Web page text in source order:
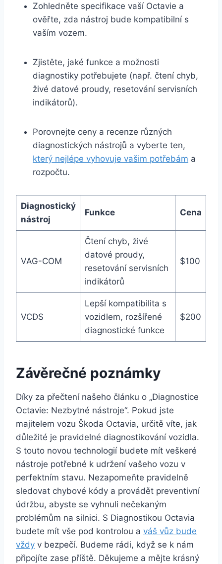
Zohledněte specifikace vaší Octavie a
ověřte, zda nástroj bude kompatibilní s
vaším vozem.
Zjistěte, jaké funkce a možnosti
diagnostiky potřebujete (např. čtení chyb,
živé datové proudy, resetování servisních
indikátorů).
Porovnejte ceny a recenze různých
diagnostických nástrojů a vyberte ten,
který nejlépe vyhovuje vašim potřebám a
rozpočtu.
Diagnostický
nástroj
Funkce Cena
VAG-COM
Čtení chyb, živé
datové proudy,
resetování servisních
indikátorů
$100
VCDS
Lepší kompatibilita s
vozidlem, rozšířené
diagnostické funkce
$200
Závěrečné poznámky
Díky za přečtení našeho článku o „Diagnostice
Octavie: Nezbytné nástroje“. Pokud jste
majitelem vozu Škoda Octavia, určitě víte, jak
důležité je pravidelné diagnostikování vozidla.
S touto novou technologií budete mít veškeré
nástroje potřebné k udržení vašeho vozu v
perfektním stavu. Nezapomeňte pravidelně
sledovat chybové kódy a provádět preventivní
údržbu, abyste se vyhnuli nečekaným
problémům na silnici. S Diagnostikou Octavia
budete mít vše pod kontrolou a váš vůz bude
vždy v bezpečí. Budeme rádi, když se k nám
připojíte zase příště. Děkujeme a mějte krásný